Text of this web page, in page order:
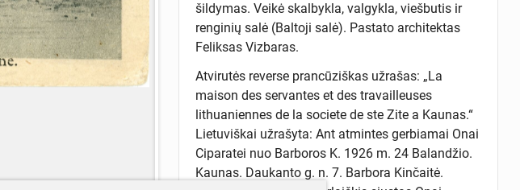
šildymas. Veikė skalbykla, valgykla, viešbutis ir
renginių salė (Baltoji salė). Pastato architektas
Feliksas Vizbaras.
Atvirutės reverse prancūziškas užrašas: „La
maison des servantes et des travailleuses
lithuaniennes de la societe de ste Zite a Kaunas.“
Lietuviškai užrašyta: Ant atmintes gerbiamai Onai
Ciparatei nuo Barboros K. 1926 m. 24 Balandžio.
Kaunas. Daukanto g. n. 7. Barbora Kinčaitė.